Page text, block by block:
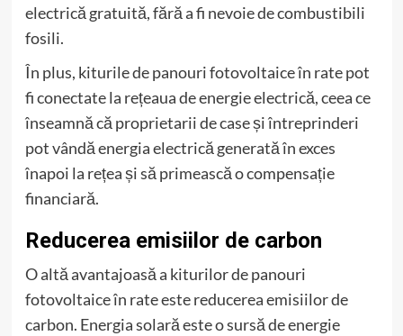
electrică gratuită, fără a fi nevoie de combustibili
fosili.
În plus, kiturile de panouri fotovoltaice în rate pot
fi conectate la rețeaua de energie electrică, ceea ce
înseamnă că proprietarii de case și întreprinderi
pot vândă energia electrică generată în exces
înapoi la rețea și să primească o compensație
financiară.
Reducerea emisiilor de carbon
O altă avantajoasă a kiturilor de panouri
fotovoltaice în rate este reducerea emisiilor de
carbon. Energia solară este o sursă de energie